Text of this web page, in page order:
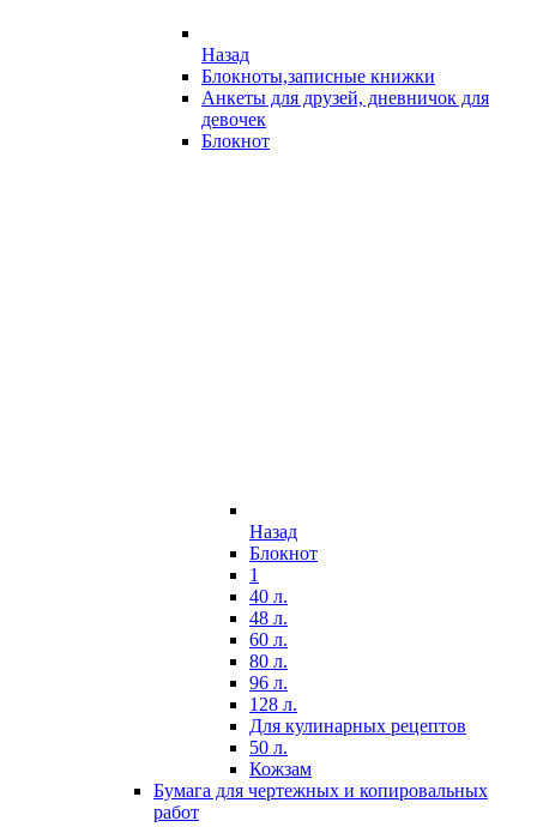
Назад
Блокноты,записные книжки
Анкеты для друзей, дневничок для
девочек
Блокнот
Назад
Блокнот
1
40 л.
48 л.
60 л.
80 л.
96 л.
128 л.
Для кулинарных рецептов
50 л.
Кожзам
Бумага для чертежных и копировальных
работ